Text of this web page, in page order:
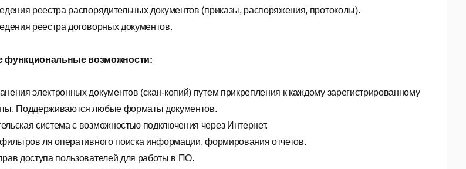
реестра распорядительных документов (приказы, распоряжения, протоколы).
реестра договорных документов.
функциональные возможности:
электронных документов (скан-копий) путем прикрепления к каждому зарегистрированному
Поддерживаются любые форматы документов.
система с возможностью подключения через Интернет.
ля оперативного поиска информации, формирования отчетов.
доступа пользователей для работы в ПО.